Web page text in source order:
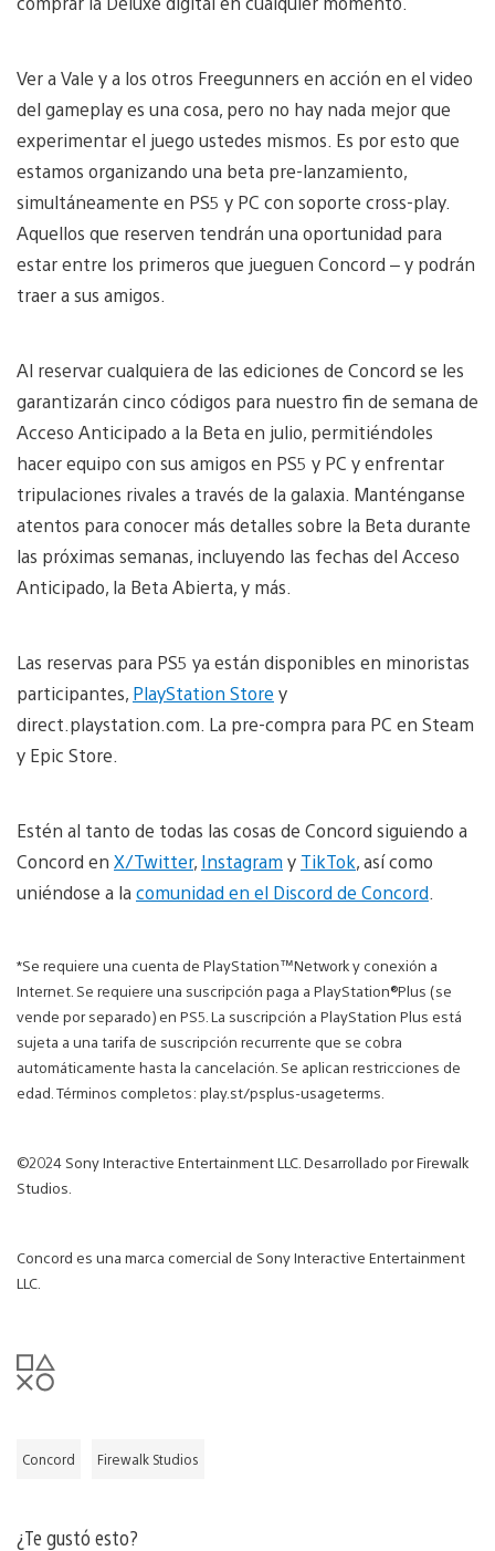
Ver a Vale y a los otros Freegunners en acción en el video
del gameplay es una cosa, pero no hay nada mejor que
experimentar el juego ustedes mismos. Es por esto que
estamos organizando una beta pre-lanzamiento,
simultáneamente en PS5 y PC con soporte cross-play.
Aquellos que reserven tendrán una oportunidad para
estar entre los primeros que jueguen Concord – y podrán
traer a sus amigos.
Al reservar cualquiera de las ediciones de Concord se les
garantizarán cinco códigos para nuestro fin de semana de
Acceso Anticipado a la Beta en julio, permitiéndoles
hacer equipo con sus amigos en PS5 y PC y enfrentar
tripulaciones rivales a través de la galaxia. Manténganse
atentos para conocer más detalles sobre la Beta durante
las próximas semanas, incluyendo las fechas del Acceso
Anticipado, la Beta Abierta, y más.
Las reservas para PS5 ya están disponibles en minoristas
participantes, PlayStation Store y
direct.playstation.com. La pre-compra para PC en Steam
y Epic Store.
Estén al tanto de todas las cosas de Concord siguiendo a
Concord en X/Twitter, Instagram y TikTok, así como
uniéndose a la comunidad en el Discord de Concord
*Se requiere una cuenta de PlayStation™Network y conexión a
Internet. Se requiere una suscripción paga a PlayStation®Plus (se
vende por separado) en PS5. La suscripción a PlayStation Plus está
sujeta a una tarifa de suscripción recurrente que se cobra
automáticamente hasta la cancelación. Se aplican restricciones de
edad. Términos completos: play.st/psplus-usageterms.
©2024 Sony Interactive Entertainment LLC. Desarrollado por Firewalk
Studios.
Concord es una marca comercial de Sony Interactive Entertainment
LLC.
Concord Firewalk Studios
¿Te gustó esto?